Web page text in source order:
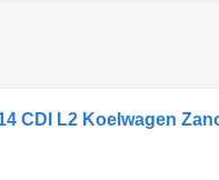
CDI L2 Koelwagen